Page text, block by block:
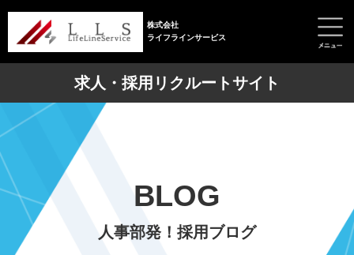
株式会社
ライフラインサービス
求人・採用リクルートサイト
BLOG
人事部発！採用ブログ